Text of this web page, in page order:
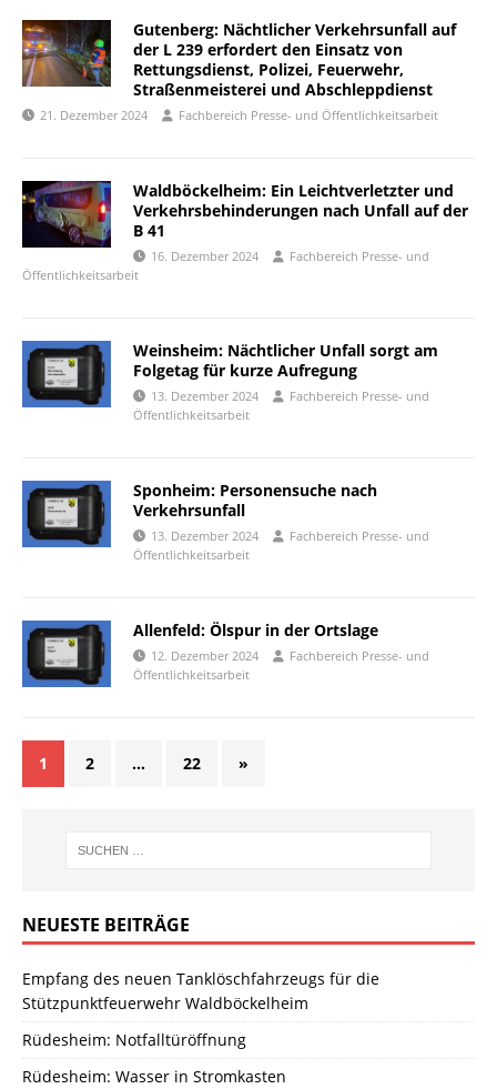
Gutenberg: Nächtlicher Verkehrsunfall auf
der L 239 erfordert den Einsatz von
Rettungsdienst, Polizei, Feuerwehr,
Straßenmeisterei und Abschleppdienst
21. Dezember 2024 Fachbereich Presse- und Öffentlichkeitsarbeit
Waldböckelheim: Ein Leichtverletzter und
Verkehrsbehinderungen nach Unfall auf der
B 41
16. Dezember 2024
Fachbereich Presse- und
Öffentlichkeitsarbeit
Weinsheim: Nächtlicher Unfall sorgt am
Folgetag für kurze Aufregung
13. Dezember 2024
Fachbereich Presse- und
Öffentlichkeitsarbeit
Sponheim: Personensuche nach
Verkehrsunfall
13. Dezember 2024
Fachbereich Presse- und
Öffentlichkeitsarbeit
Allenfeld: Ölspur in der Ortslage
12. Dezember 2024
Fachbereich Presse- und
Öffentlichkeitsarbeit
1 2 … 22 »
NEUESTE BEITRÄGE
Empfang des neuen Tanklöschfahrzeugs für die
Stützpunktfeuerwehr Waldböckelheim
Rüdesheim: Notfalltüröffnung
Rüdesheim: Wasser in Stromkasten